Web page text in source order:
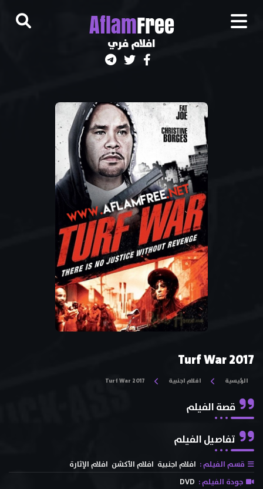
AflamFree
افلام فري
Turf War 2017
الرئيسية افلام اجنبية Turf War 2017
قصة الفيلم
تفاصيل الفيلم
قسم الفيلم : افلام اجنبية افلام الأكشن افلام الإثارة
جودة الفيلم : DVD